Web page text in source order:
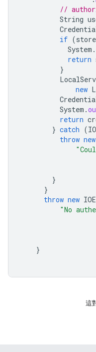
//
String
if (
System .
return
}
new
System .
return
} catch (
throw new
}
}
throw new
"No
}
這